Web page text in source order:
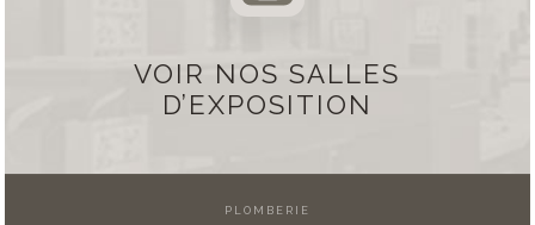
VOIR NOS SALLES
D’EXPOSITION
PLOMBERIE